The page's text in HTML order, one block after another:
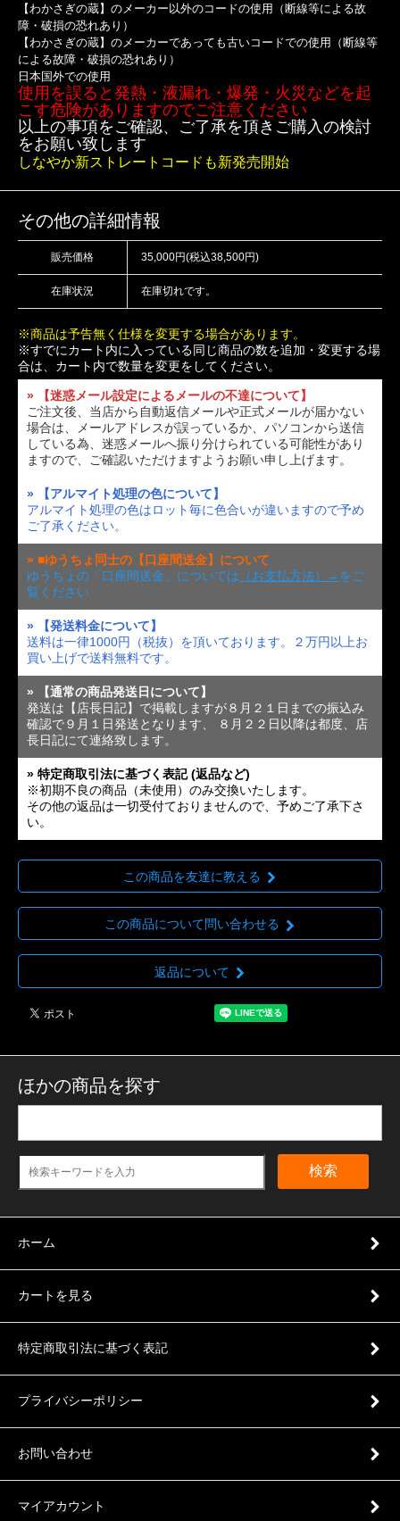
【わかさぎの蔵】のメーカー以外のコードの使用（断線等による故
障・破損の恐れあり）
【わかさぎの蔵】のメーカーであっても古いコードでの使用（断線等
による故障・破損の恐れあり）
日本国外での使用
使用を誤ると発熱・液漏れ・爆発・火災などを起
こす危険がありますのでご注意ください
以上の事項をご確認、ご了承を頂きご購入の検討
をお願い致します
しなやか新ストレートコードも新発売開始
その他の詳細情報
販売価格 35,000円(税込38,500円)
在庫状況 在庫切れです。
※商品は予告無く仕様を変更する場合があります。
※すでにカート内に入っている同じ商品の数を追加・変更する場
合は、カート内で数量を変更をしてください。
» 【迷惑メール設定によるメールの不達について】
ご注文後、当店から自動返信メールや正式メールが届かない
場合は、メールアドレスが誤っているか、パソコンから送信
している為、迷惑メールへ振り分けられている可能性があり
ますので、ご確認いただけますようお願い申し上げます。
» 【アルマイト処理の色について】
アルマイト処理の色はロット毎に色合いが違いますので予め
ご了承ください。
» ■ゆうちょ同士の【口座間送金】について
ゆうちょの「口座間送金」については （お支払方法）→ をご
覧ください
» 【発送料金について】
送料は一律1000円（税抜）を頂いております。２万円以上お
買い上げで送料無料です。
» 【通常の商品発送日について】
発送は【店長日記】で掲載しますが８月２１日までの振込み
確認で９月１日発送となります、 ８月２２日以降は都度、店
長日記にて連絡致します。
» 特定商取引法に基づく表記 (返品など)
※初期不良の商品（未使用）のみ交換いたします。
その他の返品は一切受付ておりませんので、予めご了承下さ
い。
この商品を友達に教える
この商品について問い合わせる
返品について
ほかの商品を探す
検索
ホーム
カートを見る
特定商取引法に基づく表記
プライバシーポリシー
お問い合わせ
マイアカウント